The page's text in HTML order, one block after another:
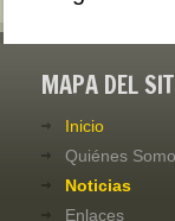
MAPA DEL
Inicio
Quiénes
Noticias
Enlaces